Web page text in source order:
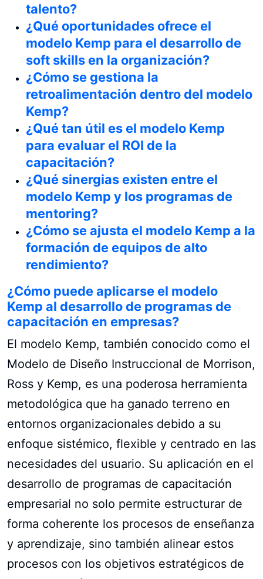
talento?
¿Qué oportunidades ofrece el
modelo Kemp para el desarrollo de
soft skills en la organización?
¿Cómo se gestiona la
retroalimentación dentro del modelo
Kemp?
¿Qué tan útil es el modelo Kemp
para evaluar el ROI de la
capacitación?
¿Qué sinergias existen entre el
modelo Kemp y los programas de
mentoring?
¿Cómo se ajusta el modelo Kemp a la
formación de equipos de alto
rendimiento?
¿Cómo puede aplicarse el modelo
Kemp al desarrollo de programas de
capacitación en empresas?
El modelo Kemp, también conocido como el
Modelo de Diseño Instruccional de Morrison,
Ross y Kemp, es una poderosa herramienta
metodológica que ha ganado terreno en
entornos organizacionales debido a su
enfoque sistémico, flexible y centrado en las
necesidades del usuario. Su aplicación en el
desarrollo de programas de capacitación
empresarial no solo permite estructurar de
forma coherente los procesos de enseñanza
y aprendizaje, sino también alinear estos
procesos con los objetivos estratégicos de